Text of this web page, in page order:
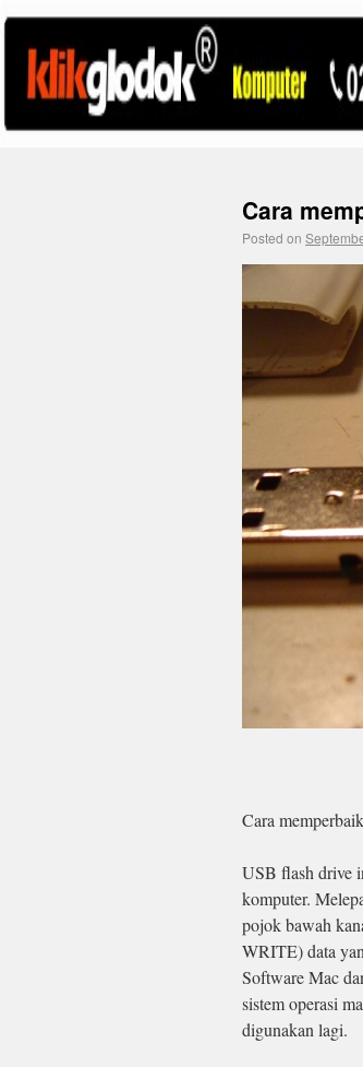
Cara
Posted on
Cara
USB flash drive
komputer.
pojok bawah
WRITE) data
Software Mac
sistem operasi
digunakan lagi.